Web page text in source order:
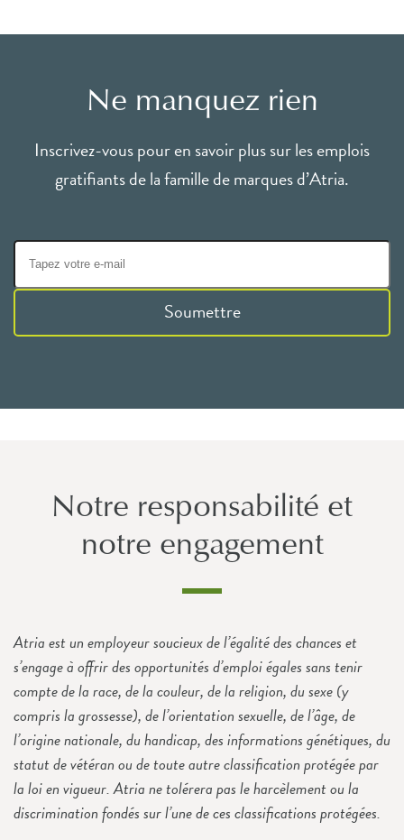
Ne manquez rien
Inscrivez-vous pour en savoir plus sur les emplois
gratifiants de la famille de marques d’Atria.
Soumettre
Notre responsabilité et
notre engagement
Atria est un employeur soucieux de l’égalité des chances et
s’engage à offrir des opportunités d’emploi égales sans tenir
compte de la race, de la couleur, de la religion, du sexe (y
compris la grossesse), de l’orientation sexuelle, de l’âge, de
l’origine nationale, du handicap, des informations génétiques, du
statut de vétéran ou de toute autre classification protégée par
la loi en vigueur. Atria ne tolérera pas le harcèlement ou la
discrimination fondés sur l’une de ces classifications protégées.